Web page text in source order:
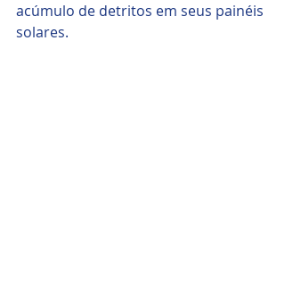
acúmulo de detritos em seus painéis
solares.